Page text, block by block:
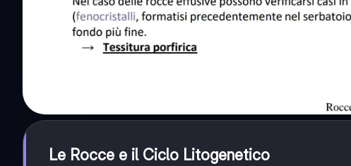
Le Rocce e il Ciclo Litogenetico